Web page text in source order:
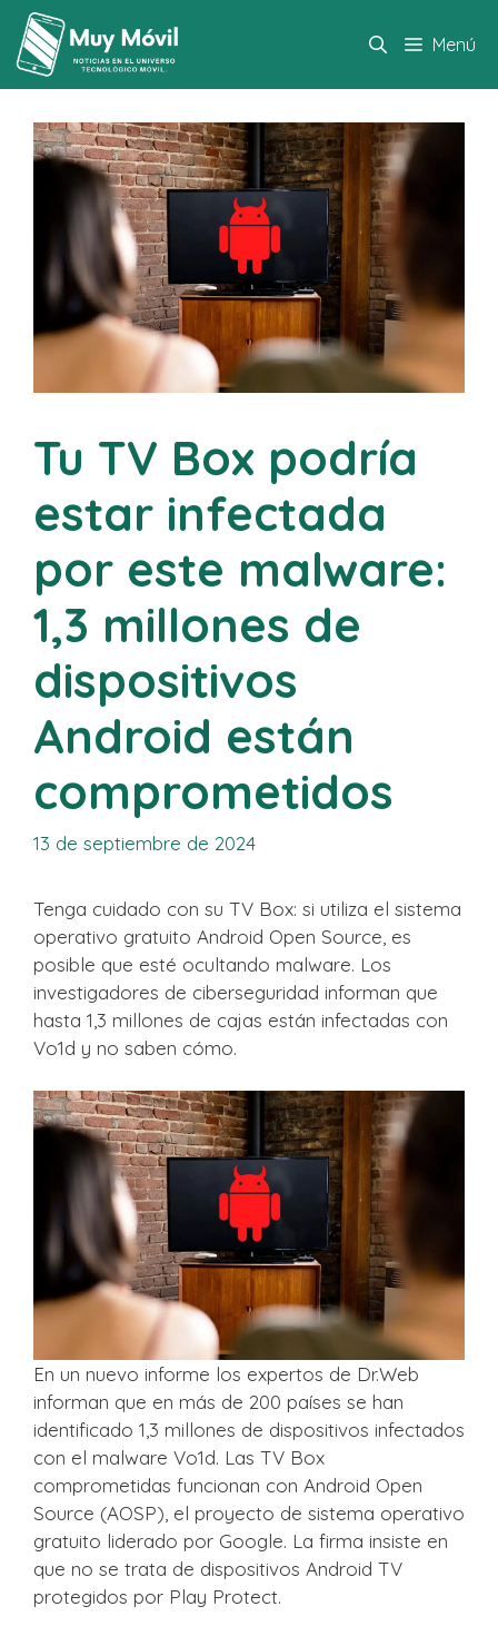
Saltar
contenido
Menú
Tu TV Box podría
estar infectada
por este malware:
1,3 millones de
dispositivos
Android están
comprometidos
13 de septiembre de 2024
Tenga cuidado con su TV Box: si utiliza el sistema
operativo gratuito Android Open Source, es
posible que esté ocultando malware. Los
investigadores de ciberseguridad informan que
hasta 1,3 millones de cajas están infectadas con
Vo1d y no saben cómo.
En un nuevo informe los expertos de Dr.Web
informan que en más de 200 países se han
identificado 1,3 millones de dispositivos infectados
con el malware Vo1d. Las TV Box
comprometidas funcionan con Android Open
Source (AOSP), el proyecto de sistema operativo
gratuito liderado por Google. La firma insiste en
que no se trata de dispositivos Android TV
protegidos por Play Protect.